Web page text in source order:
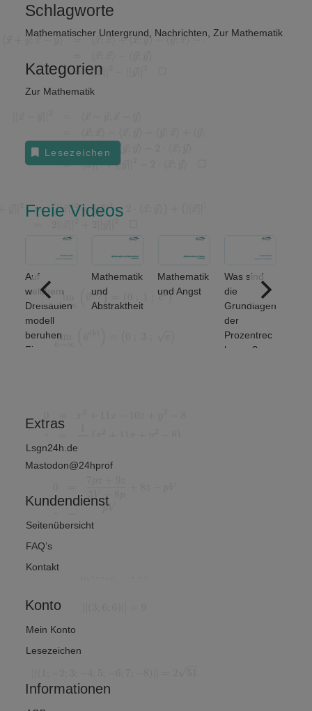
Schlagworte
Mathematischer Untergrund Nachrichten Zur Mathematik
Kategorien
Zur Mathematik
Lesezeichen
Freie Videos
Auf
welchem
Dreisäulen
modell
beruhen
Finanz-
Mathematik
und
Abstraktheit
Mathematik
und Angst
Was sind
die
Grundlagen
der
Prozentrec
hnung?
Extras
Lsgn24h.de
Mastodon@24hprof
Kundendienst
Seitenübersicht
FAQ’s
Kontakt
Konto
Mein Konto
Lesezeichen
Informationen